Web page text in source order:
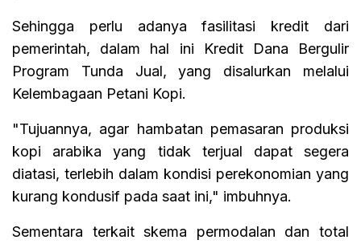
Sehingga perlu adanya fasilitasi kredit dari
pemerintah, dalam hal ini Kredit Dana Bergulir
Program Tunda Jual, yang disalurkan melalui
Kelembagaan Petani Kopi.
"Tujuannya, agar hambatan pemasaran produksi
kopi arabika yang tidak terjual dapat segera
diatasi, terlebih dalam kondisi perekonomian yang
kurang kondusif pada saat ini," imbuhnya.
Sementara terkait skema permodalan dan total